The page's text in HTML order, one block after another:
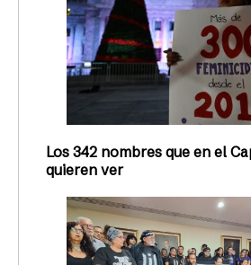
Los 342 nombres que en el
quieren ver